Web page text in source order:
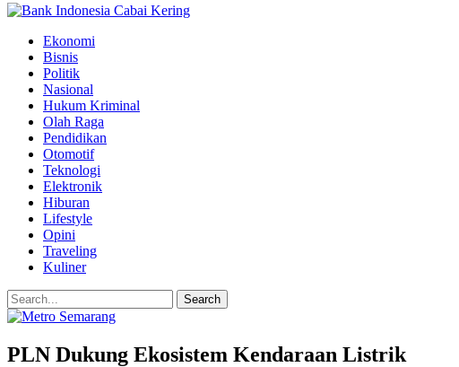
Ekonomi
Bisnis
Politik
Nasional
Hukum Kriminal
Olah Raga
Pendidikan
Otomotif
Teknologi
Elektronik
Hiburan
Lifestyle
Opini
Traveling
Kuliner
PLN Dukung Ekosistem Kendaraan Listrik